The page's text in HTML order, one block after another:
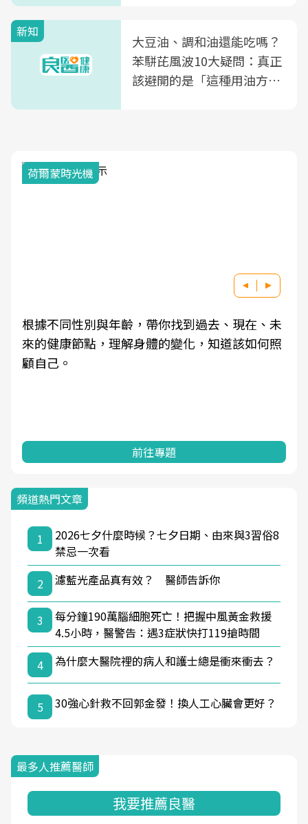
新知
大豆油、調和油還能吃嗎？
苯駢芘風波10大疑問：真正
該避開的是「這種用油方
荷爾蒙時光機
根據不同性別與年齡，帶你找到過去、現在、未
來的健康節點，理解身體的變化，知道該如何照
顧自己。
前往專題
頻道熱門文章
1
2026七夕什麼時候？七夕日期、由來與3習俗8
禁忌一次看
2
濾藍光產品真有效？ 醫師告訴你
3
每分鐘190萬腦細胞死亡！把握中風黃金救援
4.5小時，醫警告：遇3症狀快打119搶時間
4
為什麼大醫院裡的病人和護士總是衝來衝去？
5 30強心針救不回郭金發！換人工心臟會更好？
最多人推薦醫師
我要推薦良醫